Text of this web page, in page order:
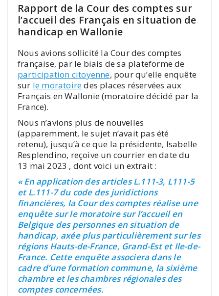
Rapport de la Cour des comptes sur
l’accueil des Français en situation de
handicap en Wallonie
Nous avions sollicité la Cour des comptes
française, par le biais de sa plateforme de
participation citoyenne, pour qu’elle enquête
sur le moratoiredes places réservées aux
Français en Wallonie (moratoire décidé par la
France).
Nous n’avions plus de nouvelles
(apparemment, le sujet n’avait pas été
retenu), jusqu’à ce que la présidente, Isabelle
Resplendino, reçoive un courrier en date du
13 mai 2023 , dont voici un extrait :
« En application des articles L.111-3, L111-5
et L.111-7 du code des juridictions
financières, la Cour des comptes réalise une
enquête sur le moratoire sur l’accueil en
Belgique des personnes en situation de
handicap, axée plus particulièrement sur les
régions Hauts-de-France, Grand-Est et Ile-de-
France. Cette enquête associera dans le
cadre d’une formation commune, la sixième
chambre et les chambres régionales des
comptes concernées.